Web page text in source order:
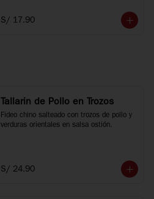
S/ 17.90
Tallarin de Pollo en Trozos
Fideo chino salteado con trozos de pollo y
verduras orientales en salsa ostión.
S/ 24.90